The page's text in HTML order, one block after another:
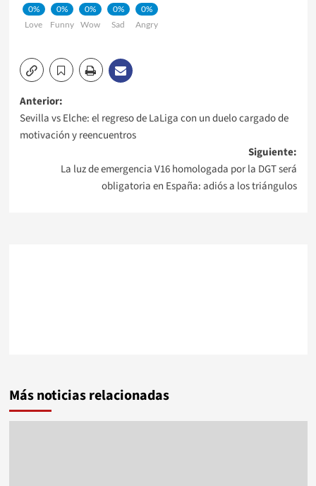
0%
Love
0%
Funny
0%
Wow
0%
Sad
0%
Angry
Navegación
de
entradas
Anterior:
Sevilla vs Elche: el regreso de LaLiga con un duelo cargado de
motivación y reencuentros
Siguiente:
La luz de emergencia V16 homologada por la DGT será
obligatoria en España: adiós a los triángulos
Más noticias relacionadas